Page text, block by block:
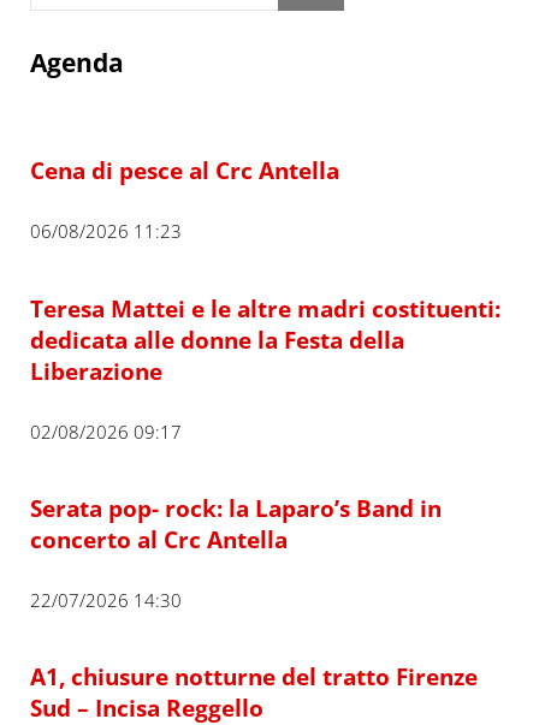
Agenda
Cena di pesce al Crc Antella
06/08/2026 11:23
Teresa Mattei e le altre madri costituenti:
dedicata alle donne la Festa della
Liberazione
02/08/2026 09:17
Serata pop- rock: la Laparo’s Band in
concerto al Crc Antella
22/07/2026 14:30
A1, chiusure notturne del tratto Firenze
Sud – Incisa Reggello